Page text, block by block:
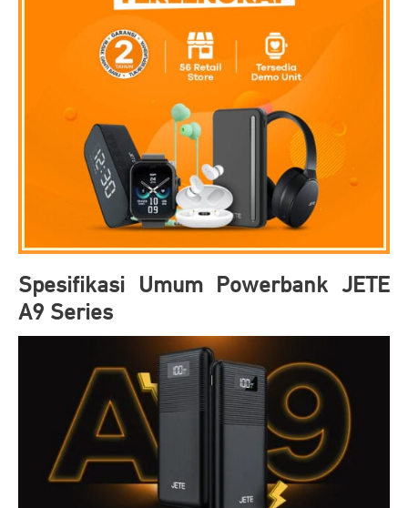
Spesifikasi Umum Powerbank JETE
A9 Series